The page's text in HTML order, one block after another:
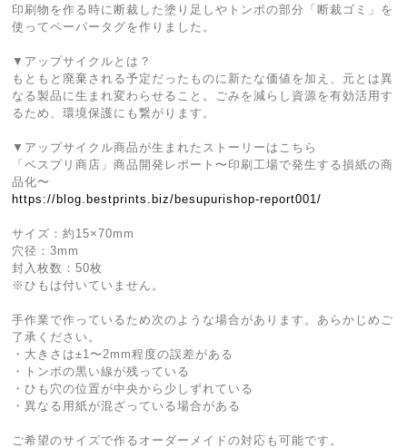
印刷物を作る時に断裁した塗り足しやトンボの部分「断裁ゴミ」を
使ってペーパータグを作りました。
▼アップサイクルとは？
もともと廃棄される予定だったものに新たな価値を加え、元とは異
なる製品に生まれ変わらせること。ごみを減らし資源を有効活用す
るため、環境保護にも繋がります。
▼アップサイクル商品が生まれたストーリーはこちら
「ベスプリ商店」商品開発レポート〜印刷工場で発生する損紙の商
品化〜
https://blog.bestprints.biz/besupurishop-report001/
サイズ：約15×70mm
穴径：3mm
封入枚数：50枚
※ひもは付いていません。
手作業で作っているため次のような場合があります。あらかじめご
了承ください。
・大きさは±1〜2mm程度の誤差がある
・トンボの黒い線が残っている
・ひも穴の位置が中央から少しずれている
・異なる用紙が混ざっている場合がある
ご希望のサイズで作るオーダーメイドの対応も可能です。